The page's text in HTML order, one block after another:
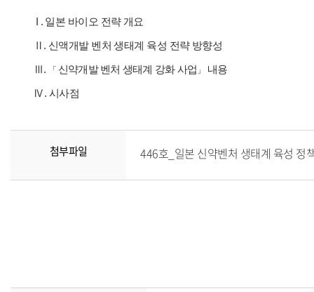
I . 일본 바이오 전략 개요
Ⅱ . 신액개발 벤처 생태계 육성 전략 방향성
Ⅲ. 「 신약개발 벤처 생태계 강화 사업 」 내용
Ⅳ. 시사점
첨부파일 446호_일본 신약벤처 생태계 육성 정